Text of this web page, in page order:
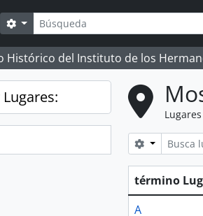
Búsqueda
Search options
Histórico del Instituto de los
Lugares
Search
término
A